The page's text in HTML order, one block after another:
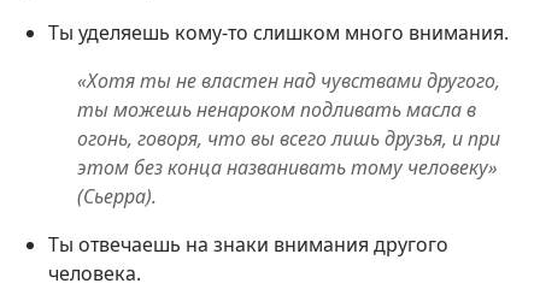
Ты уделяешь кому-то слишком много внимания.
«Хотя ты не властен над чувствами другого,
ты можешь ненароком подливать масла в
огонь, говоря, что вы всего лишь друзья, и при
этом без конца названивать тому человеку»
(Сьерра).
Ты отвечаешь на знаки внимания другого
человека.